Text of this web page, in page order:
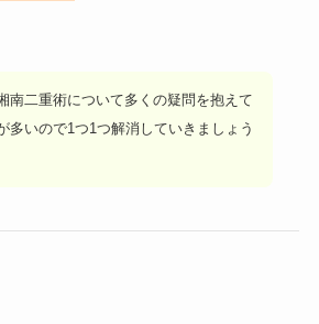
南二重術について多くの疑問を抱えて
多いので1つ1つ解消していきましょう